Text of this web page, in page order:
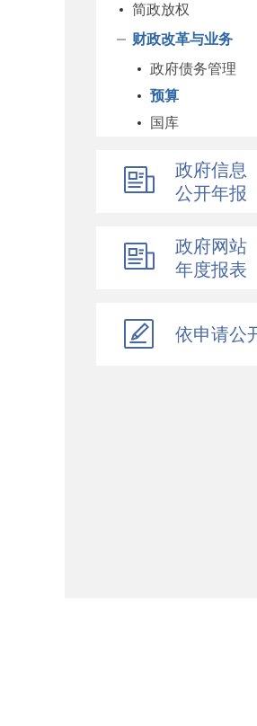
简政放权
财政改革与业务
政府债务管理
预算
国库
科教和文化
农业农村
自然资源和生态
乡村振兴
政府信息
公开年报
政府网站
年度报表
依申请公